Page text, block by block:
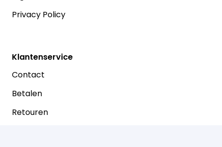
Privacy Policy
Klantenservice
Contact
Betalen
Retouren